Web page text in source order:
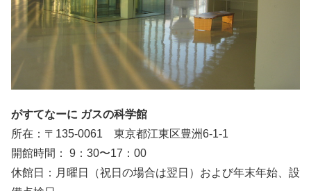
がすてなーに ガスの科学館
所在：〒135-0061 東京都江東区豊洲6-1-1
開館時間： 9：30〜17：00
休館日：月曜日（祝日の場合は翌日）および年末年始、設